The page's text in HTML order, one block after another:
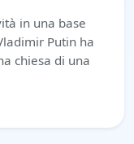
in una base
Putin ha
chiesa di una